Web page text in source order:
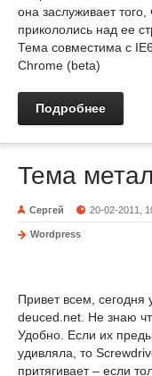
она заслуживает
прикололись над ее
Тема совместима с
Chrome (beta)
Подробнее
Тема
Сергей 20-02-2011,
Wordpress
Привет всем, сегодня
deuced.net. Не знаю
Удобно. Если их
удивляла, то
притягивает – если